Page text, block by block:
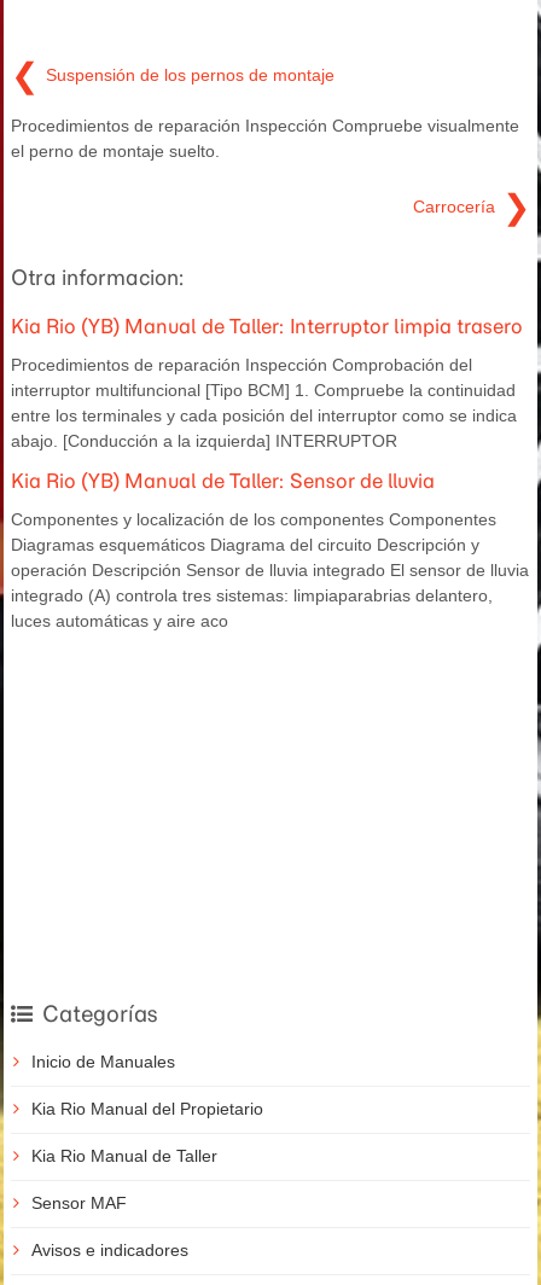
❮ Suspensión de los pernos de montaje
Procedimientos de reparación Inspección Compruebe visualmente
el perno de montaje suelto.
Carrocería ❯
Otra informacion:
Kia Rio (YB) Manual de Taller: Interruptor limpia trasero
Procedimientos de reparación Inspección Comprobación del
interruptor multifuncional [Tipo BCM] 1. Compruebe la continuidad
entre los terminales y cada posición del interruptor como se indica
abajo. [Conducción a la izquierda] INTERRUPTOR
Kia Rio (YB) Manual de Taller: Sensor de lluvia
Componentes y localización de los componentes Componentes
Diagramas esquemáticos Diagrama del circuito Descripción y
operación Descripción Sensor de lluvia integrado El sensor de lluvia
integrado (A) controla tres sistemas: limpiaparabrias delantero,
luces automáticas y aire aco
Categorías
Inicio de Manuales
Kia Rio Manual del Propietario
Kia Rio Manual de Taller
Sensor MAF
Avisos e indicadores